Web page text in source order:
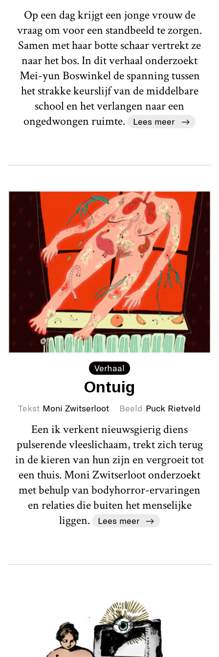
Op een dag krijgt een jonge vrouw de
vraag om voor een standbeeld te zorgen.
Samen met haar botte schaar vertrekt ze
naar het bos. In dit verhaal onderzoekt
Mei-yun Boswinkel de spanning tussen
het strakke keurslijf van de middelbare
school en het verlangen naar een
ongedwongen ruimte.
Lees meer
Verhaal
Ontuig
Tekst Moni Zwitserloot Beeld Puck Rietveld
Een ik verkent nieuwsgierig diens
pulserende vleeslichaam, trekt zich terug
in de kieren van hun zijn en vergroeit tot
een thuis. Moni Zwitserloot onderzoekt
met behulp van bodyhorror-ervaringen
en relaties die buiten het menselijke
liggen.
Lees meer